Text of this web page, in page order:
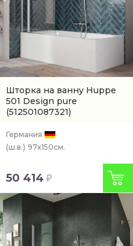
Шторка на ванну Huppe
501 Design pure
(512501087321)
Германия
(ш.в.) 97x150см.
50 414